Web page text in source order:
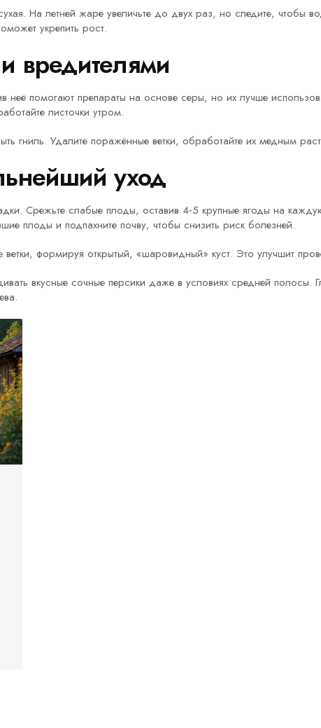
На летней жаре увеличьте до двух раз, но следите, чтобы
укрепить рост.
вредителями
помогают препараты на основе серы, но их лучше
листочки утром.
гниль. Удалите поражённые ветки, обработайте их медным
уход
Срежьте слабые плоды, оставив 4‑5 крупные ягоды на
плоды и подпахните почву, чтобы снизить риск болезней.
формируя открытый, «шаровидный» куст. Это улучшит
вкусные сочные персики даже в условиях средней полосы.